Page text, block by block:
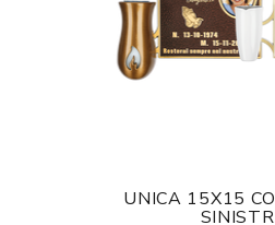
UNICA 15X15